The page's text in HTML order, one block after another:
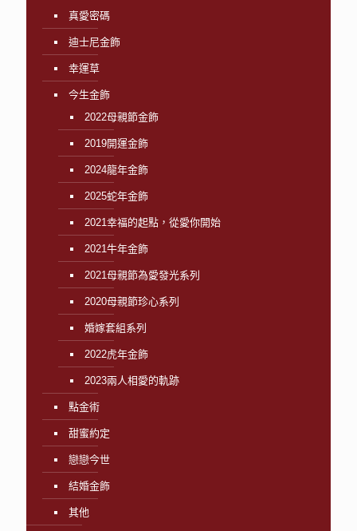
真愛密碼
迪士尼金飾
幸運草
今生金飾
2022母親節金飾
2019開運金飾
2024龍年金飾
2025蛇年金飾
2021幸福的起點，從愛你開始
2021牛年金飾
2021母親節為愛發光系列
2020母親節珍心系列
婚嫁套組系列
2022虎年金飾
2023兩人相愛的軌跡
點金術
甜蜜約定
戀戀今世
結婚金飾
其他